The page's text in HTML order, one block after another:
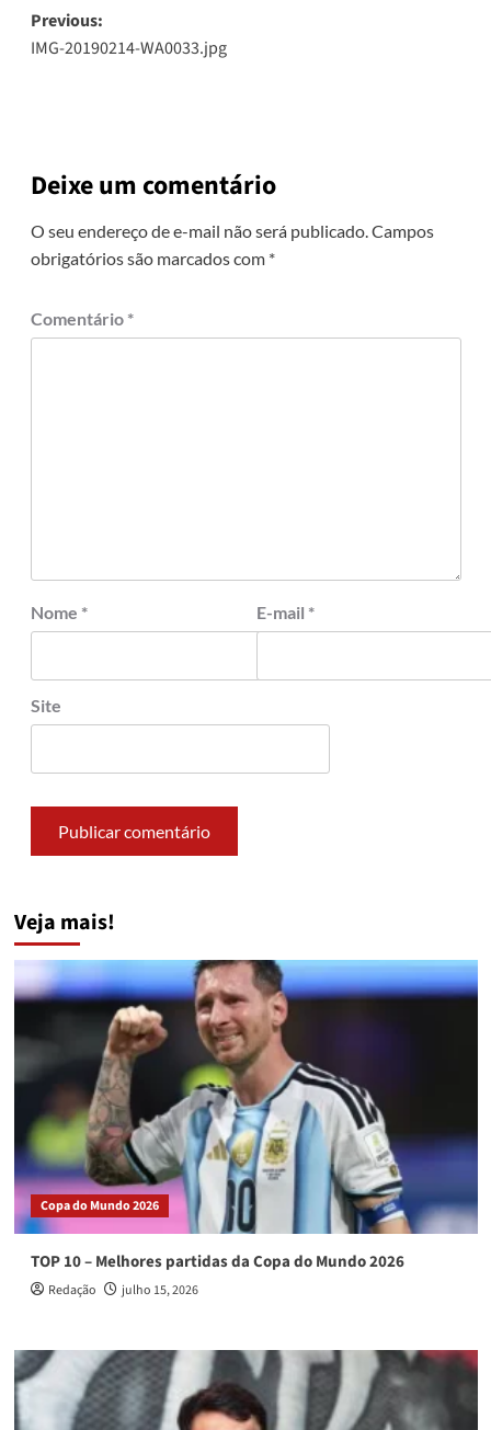
Post
navigation
Previous:
IMG-20190214-WA0033.jpg
Deixe um comentário
O seu endereço de e-mail não será publicado.Campos
obrigatórios são marcados com *
Comentário *
Nome * E-mail *
Site
Veja mais!
Copa do Mundo 2026
TOP 10 – Melhores partidas da Copa do Mundo 2026
Redação julho 15, 2026